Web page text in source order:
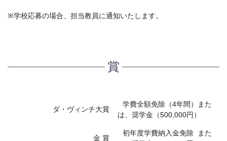
※学校応募の場合、担当教員に通知いたします。
賞
ダ・ヴィンチ大賞
学費全額免除（4年間）また
は、奨学金（500,000円）
金 賞
初年度学費納入金免除 また